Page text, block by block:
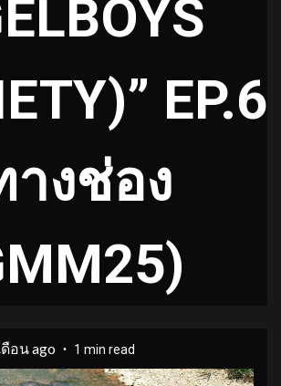
EP.6
างช่อง
ดือน ago 1 min read